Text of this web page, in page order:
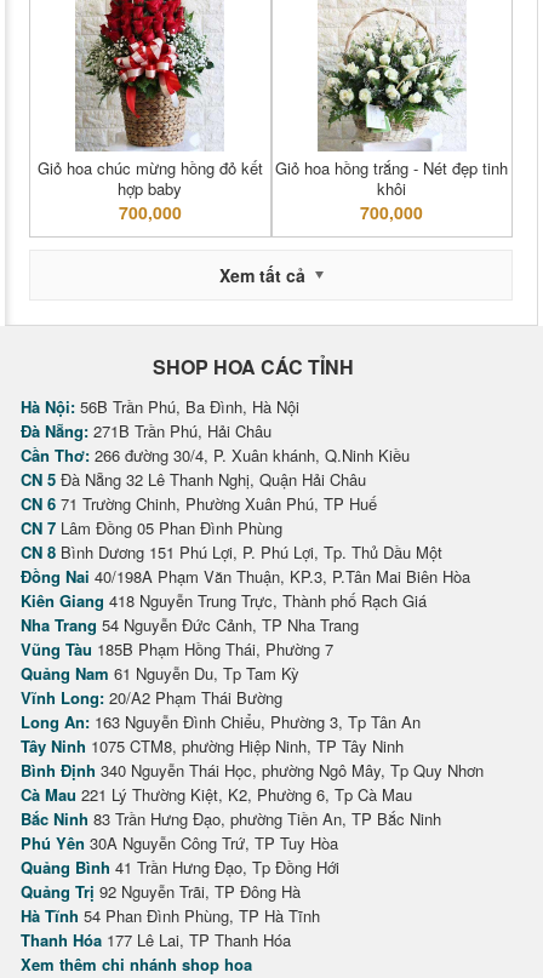
Giỏ hoa chúc mừng hồng đỏ kết
hợp baby
700,000
Giỏ hoa hồng trắng - Nét đẹp tinh
khôi
700,000
Xem tất cả
SHOP HOA CÁC TỈNH
Hà Nội: 56B Trần Phú, Ba Đình, Hà Nội
Đà Nẵng: 271B Trần Phú, Hải Châu
Cần Thơ: 266 đường 30/4, P. Xuân khánh, Q.Ninh Kiều
CN 5 Đà Nẵng 32 Lê Thanh Nghị, Quận Hải Châu
CN 6 71 Trường Chinh, Phường Xuân Phú, TP Huế
CN 7 Lâm Đồng 05 Phan Đình Phùng
CN 8 Bình Dương 151 Phú Lợi, P. Phú Lợi, Tp. Thủ Dầu Một
Đồng Nai 40/198A Phạm Văn Thuận, KP.3, P.Tân Mai Biên Hòa
Kiên Giang 418 Nguyễn Trung Trực, Thành phố Rạch Giá
Nha Trang 54 Nguyễn Đức Cảnh, TP Nha Trang
Vũng Tàu 185B Phạm Hồng Thái, Phường 7
Quảng Nam 61 Nguyễn Du, Tp Tam Kỳ
Vĩnh Long: 20/A2 Phạm Thái Bường
Long An: 163 Nguyễn Đình Chiểu, Phường 3, Tp Tân An
Tây Ninh 1075 CTM8, phường Hiệp Ninh, TP Tây Ninh
Bình Định 340 Nguyễn Thái Học, phường Ngô Mây, Tp Quy Nhơn
Cà Mau 221 Lý Thường Kiệt, K2, Phường 6, Tp Cà Mau
Bắc Ninh 83 Trần Hưng Đạo, phường Tiền An, TP Bắc Ninh
Phú Yên 30A Nguyễn Công Trứ, TP Tuy Hòa
Quảng Bình 41 Trần Hưng Đạo, Tp Đồng Hới
Quảng Trị 92 Nguyễn Trãi, TP Đông Hà
Hà Tĩnh 54 Phan Đình Phùng, TP Hà Tĩnh
Thanh Hóa 177 Lê Lai, TP Thanh Hóa
Xem thêm chi nhánh shop hoa